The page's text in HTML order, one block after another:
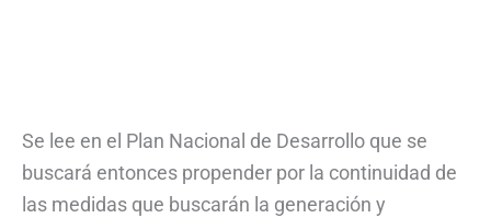
Se lee en el Plan Nacional de Desarrollo que se
buscará entonces propender por la continuidad de
las medidas que buscarán la generación y